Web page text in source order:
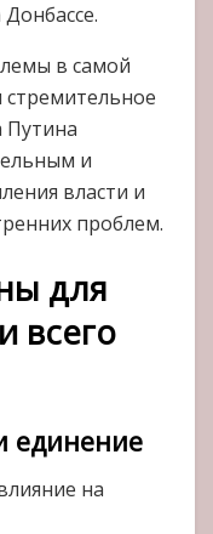
в самой
стремительное
Путина
и
власти и
проблем.
для
всего
единение
на